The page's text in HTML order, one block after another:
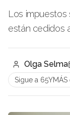
Los
están cedidos
Olga Selma
Sigue a